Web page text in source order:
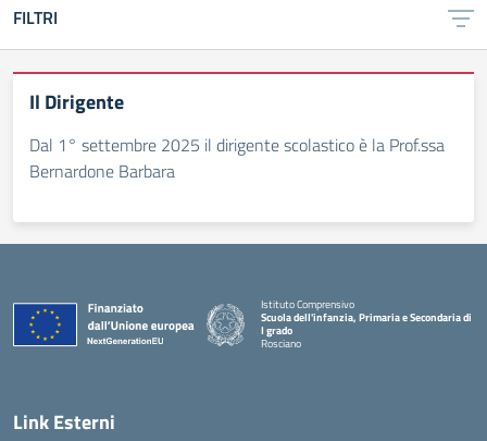
FILTRI
Il Dirigente
Dal 1° settembre 2025 il dirigente scolastico è la Prof.ssa
Bernardone Barbara
Istituto Comprensivo
Scuola dell'infanzia, Primaria e Secondaria di
I grado
Rosciano
Link Esterni